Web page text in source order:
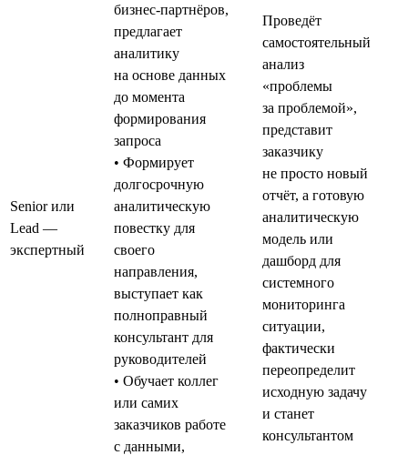
Senior или
Lead —
экспертный
бизнес-партнёров,
предлагает
аналитику
на основе данных
до момента
формирования
запроса
• Формирует
долгосрочную
аналитическую
повестку для
своего
направления,
выступает как
полноправный
консультант для
руководителей
• Обучает коллег
или самих
заказчиков работе
с данными,
Проведёт
самостоятельный
анализ
«проблемы
за проблемой»,
представит
заказчику
не просто новый
отчёт, а готовую
аналитическую
модель или
дашборд для
системного
мониторинга
ситуации,
фактически
переопределит
исходную задачу
и станет
консультантом